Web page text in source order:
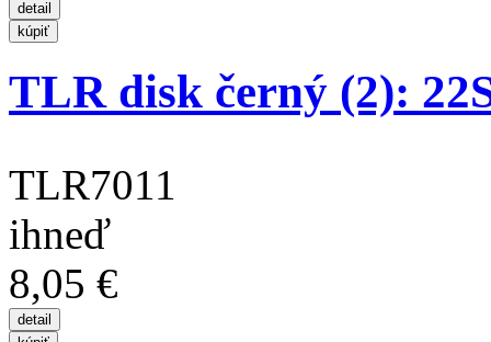
TLR disk černý (2):
TLR7011
ihneď
8,05 €